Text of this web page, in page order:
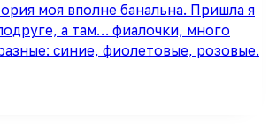
моя вполне банальна. Пришла я
а там… фиалочки, много
синие, фиолетовые, розовые.